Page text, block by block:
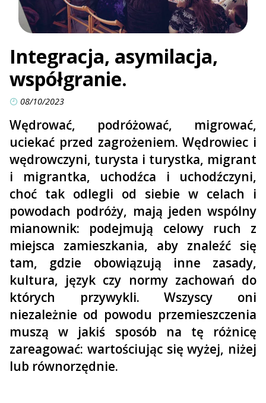
Integracja, asymilacja,
współgranie.
08/10/2023
Wędrować, podróżować, migrować,
uciekać przed zagrożeniem. Wędrowiec i
wędrowczyni, turysta i turystka, migrant
i migrantka, uchodźca i uchodźczyni,
choć tak odlegli od siebie w celach i
powodach podróży, mają jeden wspólny
mianownik: podejmują celowy ruch z
miejsca zamieszkania, aby znaleźć się
tam, gdzie obowiązują inne zasady,
kultura, język czy normy zachowań do
których przywykli. Wszyscy oni
niezależnie od powodu przemieszczenia
muszą w jakiś sposób na tę różnicę
zareagować: wartościując się wyżej, niżej
lub równorzędnie.